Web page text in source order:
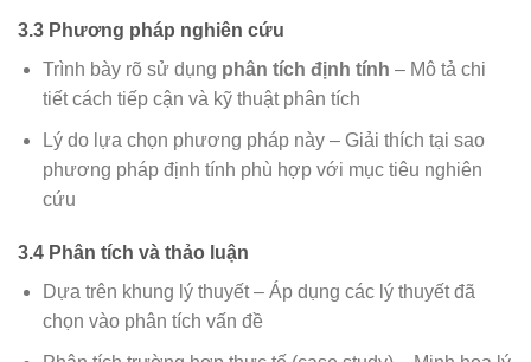
3.3 Phương pháp nghiên cứu
Trình bày rõ sử dụng phân tích định tính – Mô tả chi
tiết cách tiếp cận và kỹ thuật phân tích
Lý do lựa chọn phương pháp này – Giải thích tại sao
phương pháp định tính phù hợp với mục tiêu nghiên
cứu
3.4 Phân tích và thảo luận
Dựa trên khung lý thuyết – Áp dụng các lý thuyết đã
chọn vào phân tích vấn đề